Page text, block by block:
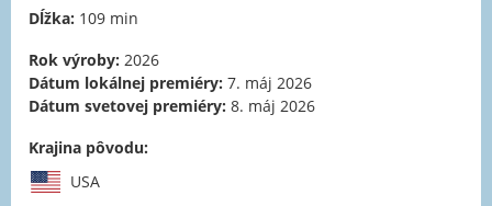
Dĺžka: 109 min
Rok výroby: 2026
Dátum lokálnej premiéry: 7. máj 2026
Dátum svetovej premiéry: 8. máj 2026
Krajina pôvodu:
USA